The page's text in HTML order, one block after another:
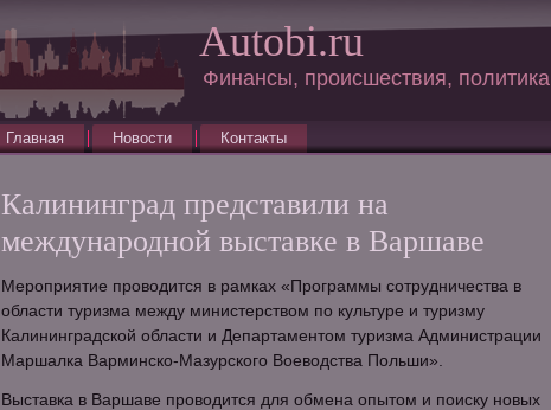
Autobi.ru
Финансы, происшествия, политика
Главная Новости Контакты
Калининград представили на
международной выставке в Варшаве
Мероприятие проводится в рамках «Программы сотрудничества в
области туризма между министерством по культуре и туризму
Калининградской области и Департаментом туризма Администрации
Маршалка Варминско-Мазурского Воеводства Польши».
Выставка в Варшаве проводится для обмена опытом и поиску новых